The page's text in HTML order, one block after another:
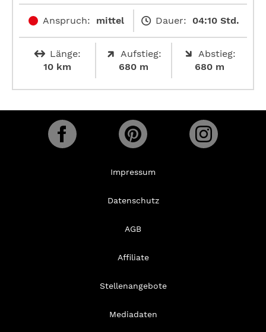
Anspruch: mittel Dauer: 04:10 Std.
Länge:
10 km
Aufstieg:
680 m
Abstieg:
680 m
Impressum
Datenschutz
AGB
Affiliate
Stellenangebote
Mediadaten